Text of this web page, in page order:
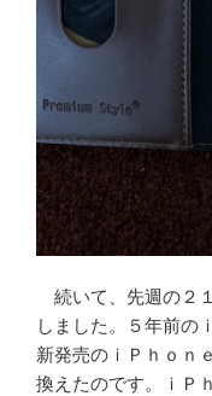
続いて、先週の２
しました。５年前の
新発売のｉＰｈｏｎ
換えたのです。ｉＰ